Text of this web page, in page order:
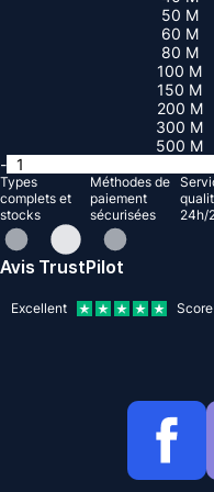
50 M
60 M
80 M
100 M
150 M
200 M
300 M
500 M
-
Types
complets et
stocks
Méthodes de
paiement
sécurisées
24h/
Avis TrustPilot
Excellent